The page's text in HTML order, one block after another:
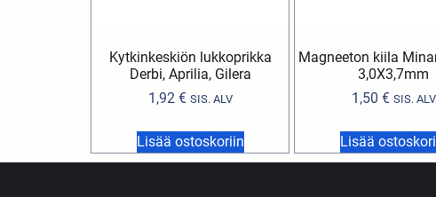
Kytkinkeskiön lukkoprikka
Derbi, Aprilia, Gilera
1,92 € SIS. ALV
Lisää ostoskoriin
Magneeton kiila
3,0X3,7mm
1,50 € SIS. ALV
Lisää